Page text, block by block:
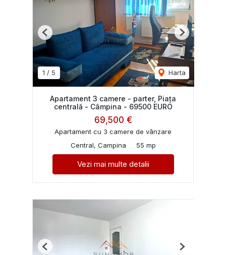
1 / 5 Harta
Previous Next
Apartament 3 camere - parter, Piața
centrală - Câmpina - 69500 EURO
69,500 €
Apartament cu 3 camere de vânzare
Central, Campina
55 mp
Vezi mai multe detalii
Previous Next